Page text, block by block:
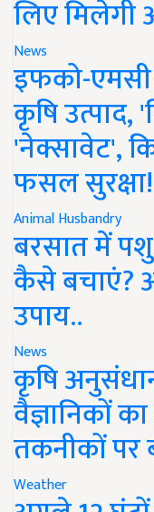
लिए मिलेगी
News
इफको-एमसी
कृषि उत्पाद,
'नेक्सावेट',
फसल सुरक्षा!
Animal Husbandry
बरसात में
कैसे बचाएं?
उपाय..
News
कृषि
वैज्ञानिकों
तकनीकों पर
Weather